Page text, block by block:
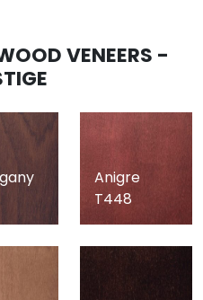
VENEERS -
Anigre
T448